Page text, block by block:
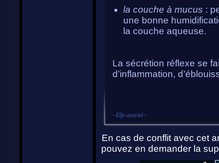
la couche à mucus :
une bonne
la couche aqueuse.
La sécrétion réflexe se
d’inflammation,
~Elfe-avariel~
En cas de conflit avec cet
pouvez en demander la